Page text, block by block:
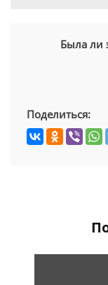
Была ли
Поделиться: